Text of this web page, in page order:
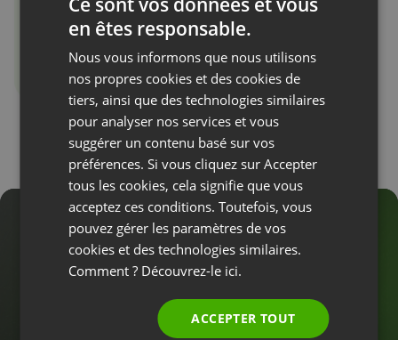
Transformez les leads en
clients pendant le
webinaire !
FRENCH
GERMAN
SPANISH
PORTUGUESE
en êtes responsable.
Nous vous informons que nous utilisons
nos propres cookies et des cookies de
tiers, ainsi que des technologies similaires
pour analyser nos services et vous
suggérer un contenu basé sur vos
préférences. Si vous cliquez sur Accepter
tous les cookies, cela signifie que vous
acceptez ces conditions. Toutefois, vous
pouvez gérer les paramètres de vos
cookies et des technologies similaires.
Comment ? Découvrez-le ici.
ACCEPTER TOUT